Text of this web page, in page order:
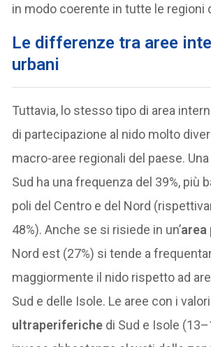
in modo coerente in tutte le regioni
Le differenze tra aree
urbani
Tuttavia, lo stesso tipo di area
di partecipazione al nido molto
macro-aree regionali del paese.
Sud ha una frequenza del 39%, più
poli del Centro e del Nord
48%). Anche se si risiede in un’area
Nord est (27%) si tende a
maggiormente il nido rispetto ad
Sud e delle Isole. Le aree con i
ultraperiferiche di Sud e Isole